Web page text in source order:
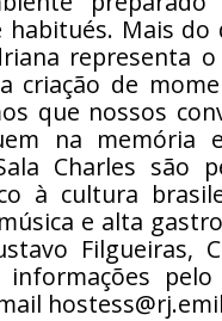
habitués. Mais do
representa
criação de
que nossos
na memória
Charles são
à cultura
e alta
Filgueiras,
informações